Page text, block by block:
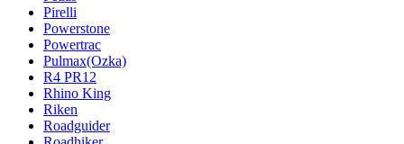
Pirelli
Powerstone
Powertrac
Pulmax(Ozka)
R4 PR12
Rhino King
Riken
Roadguider